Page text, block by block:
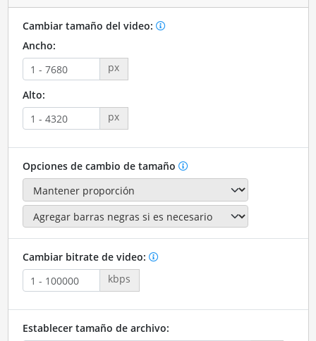
Cambiar tamaño del video:
Ancho:
px
Alto:
px
Opciones de cambio de tamaño
Cambiar bitrate de video:
kbps
Establecer tamaño de archivo: